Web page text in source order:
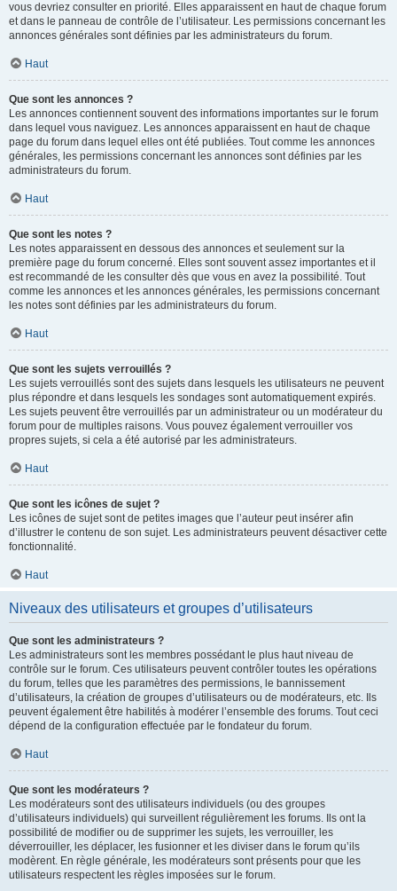
vous devriez consulter en priorité. Elles apparaissent en haut de chaque forum
et dans le panneau de contrôle de l’utilisateur. Les permissions concernant les
annonces générales sont définies par les administrateurs du forum.
Haut
Que sont les annonces ?
Les annonces contiennent souvent des informations importantes sur le forum
dans lequel vous naviguez. Les annonces apparaissent en haut de chaque
page du forum dans lequel elles ont été publiées. Tout comme les annonces
générales, les permissions concernant les annonces sont définies par les
administrateurs du forum.
Haut
Que sont les notes ?
Les notes apparaissent en dessous des annonces et seulement sur la
première page du forum concerné. Elles sont souvent assez importantes et il
est recommandé de les consulter dès que vous en avez la possibilité. Tout
comme les annonces et les annonces générales, les permissions concernant
les notes sont définies par les administrateurs du forum.
Haut
Que sont les sujets verrouillés ?
Les sujets verrouillés sont des sujets dans lesquels les utilisateurs ne peuvent
plus répondre et dans lesquels les sondages sont automatiquement expirés.
Les sujets peuvent être verrouillés par un administrateur ou un modérateur du
forum pour de multiples raisons. Vous pouvez également verrouiller vos
propres sujets, si cela a été autorisé par les administrateurs.
Haut
Que sont les icônes de sujet ?
Les icônes de sujet sont de petites images que l’auteur peut insérer afin
d’illustrer le contenu de son sujet. Les administrateurs peuvent désactiver cette
fonctionnalité.
Haut
Niveaux des utilisateurs et groupes d’utilisateurs
Que sont les administrateurs ?
Les administrateurs sont les membres possédant le plus haut niveau de
contrôle sur le forum. Ces utilisateurs peuvent contrôler toutes les opérations
du forum, telles que les paramètres des permissions, le bannissement
d’utilisateurs, la création de groupes d’utilisateurs ou de modérateurs, etc. Ils
peuvent également être habilités à modérer l’ensemble des forums. Tout ceci
dépend de la configuration effectuée par le fondateur du forum.
Haut
Que sont les modérateurs ?
Les modérateurs sont des utilisateurs individuels (ou des groupes
d’utilisateurs individuels) qui surveillent régulièrement les forums. Ils ont la
possibilité de modifier ou de supprimer les sujets, les verrouiller, les
déverrouiller, les déplacer, les fusionner et les diviser dans le forum qu’ils
modèrent. En règle générale, les modérateurs sont présents pour que les
utilisateurs respectent les règles imposées sur le forum.